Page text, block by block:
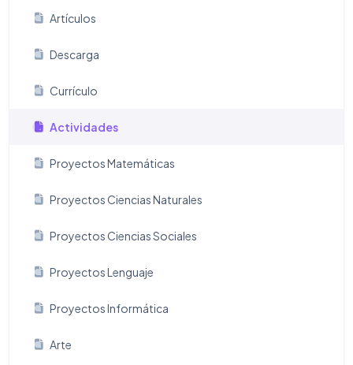
Artículos
Descarga
Currículo
Actividades
Proyectos Matemáticas
Proyectos Ciencias Naturales
Proyectos Ciencias Sociales
Proyectos Lenguaje
Proyectos Informática
Arte